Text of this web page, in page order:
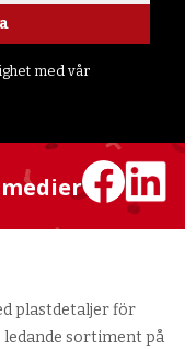
med vår
plastdetaljer för
sortiment på